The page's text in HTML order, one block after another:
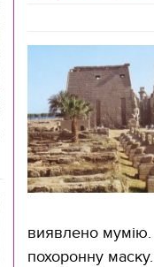
виявлено мумію.
похоронну